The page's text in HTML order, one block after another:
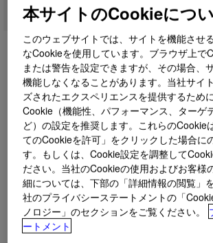
とはACRYSOL™ HT-700 Emulsion?
Hydrophobically-modified associative
(HASE), highly efficient for low-shear
(Brookfield).
本サイトのCookieにつ
このウェブサイトでは、サイトを機能させ
なCookieを使用しています。ブラウザ上で
または警告を設定できますが、その場合、
機能しなくなることがあります。当社サイ
ズされたエクスペリエンスを提供するため
Cookie（機能性、パフォーマンス、ターゲ
ど）の設定を推奨します。これらのCookie
てのCookieを許可」をクリックした場合に
す。もしくは、Cookie設定を調整して
ださい。当社のCookieの使用およびお客様
細については、下部の「詳細情報の閲覧」
社のプライバシーステートメントの「
ノロジー」のセクションをご覧ください。
ートメント